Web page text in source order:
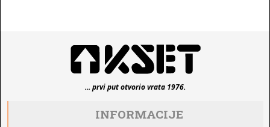
... prvi put otvorio vrata 1976.
INFORMACIJE